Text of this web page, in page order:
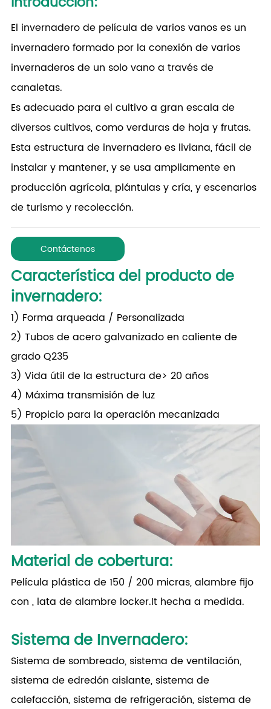
El invernadero de película de varios vanos es un
invernadero formado por la conexión de varios
invernaderos de un solo vano a través de
canaletas.
Es adecuado para el cultivo a gran escala de
diversos cultivos, como verduras de hoja y frutas.
Esta estructura de invernadero es liviana, fácil de
instalar y mantener, y se usa ampliamente en
producción agrícola, plántulas y cría, y escenarios
de turismo y recolección.
Contáctenos
Característica del producto de
invernadero:
1) Forma arqueada / Personalizada
2) Tubos de acero galvanizado en caliente de
grado Q235
3) Vida útil de la estructura de> 20 años
4) Máxima transmisión de luz
5) Propicio para la operación mecanizada
Material de cobertura:
Película plástica de 150 / 200 micras, alambre fijo
con , lata de alambre locker.It hecha a medida.
Sistema de Invernadero:
Sistema de sombreado, sistema de ventilación,
sistema de edredón aislante, sistema de
calefacción, sistema de refrigeración, sistema de